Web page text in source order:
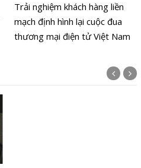
Trải nghiệm khách hàng liền
mạch định hình lại cuộc đua
thương mại điện tử Việt Nam